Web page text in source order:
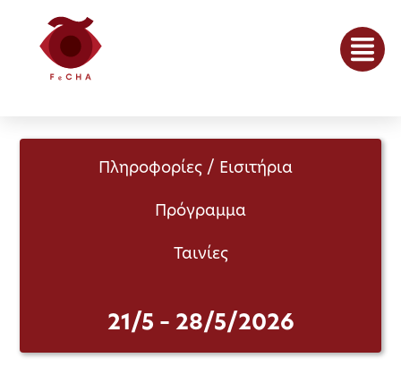
Πληροφορίες / Εισιτήρια
Πρόγραμμα
Ταινίες
21/5 – 28/5/2026